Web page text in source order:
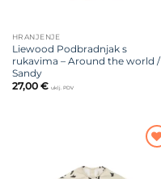
HRANJENJE
Liewood Podbradnjak s
rukavima – Around the world /
Sandy
27,00 € uklj. PDV